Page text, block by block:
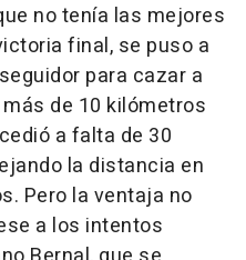
no tenía las mejores
final, se puso a
para cazar a
de 10 kilómetros
a falta de 30
la distancia en
Pero la ventaja no
a los intentos